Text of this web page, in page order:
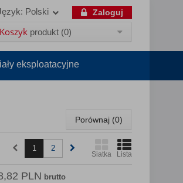
Zaloguj
Polski
Koszyk produkt (0)
eksploatacyjne
Porównaj (0)
Siatka Lista
1 2
PLN brutto